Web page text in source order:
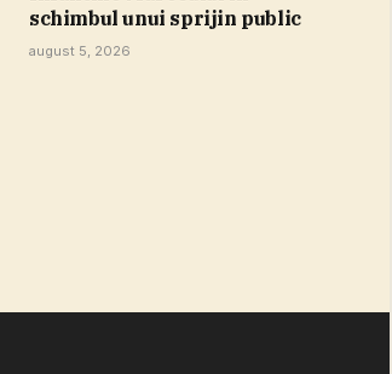
schimbul unui sprijin public
august 5, 2026